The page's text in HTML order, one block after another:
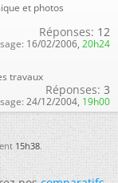
et photos
Réponses: 12
16/02/2006, 20h24
travaux
Réponses: 3
24/12/2004, 19h00
15h38.